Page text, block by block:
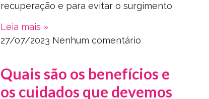
recuperação e para evitar o surgimento
Leia mais »
27/07/2023 Nenhum comentário
Quais são os benefícios e
os cuidados que devemos